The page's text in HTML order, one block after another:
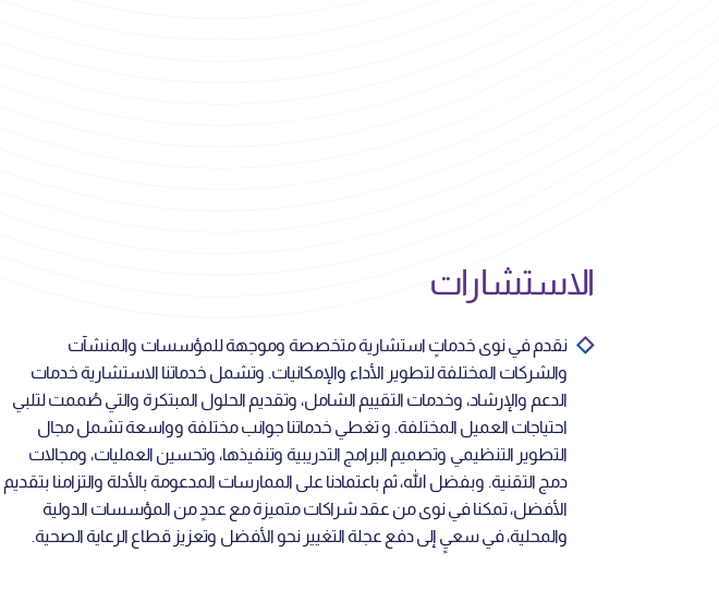
الاستشارات
نقدم في نوى خدماتٍ استشارية متخصصة وموجهة للمؤسسات والمنشآت
والشركات المختلفة لتطوير الأداء والإمكانيات. وتشمل خدماتنا الاستشارية خدمات
الدعم والإرشاد، وخدمات التقييم الشامل، وتقديم الحلول المبتكرة والتي صُممت لتلبي
احتياجات العميل المختلفة. و تغطي خدماتنا جوانب مختلفة وواسعة تشمل مجال
التطوير التنظيمي وتصميم البرامج التدريبية وتنفيذها، وتحسين العمليات، ومجالات
دمج التقنية. وبفضل الله، ثم باعتمادنا على الممارسات المدعومة بالأدلة والتزامنا بتقديم
الأفضل، تمكنا في نوى من عقد شراكات متميزة مع عددٍ من المؤسسات الدولية
والمحلية، في سعيٍ إلى دفع عجلة التغيير نحو الأفضل وتعزيز قطاع الرعاية الصحية.